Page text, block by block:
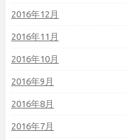
2016年12月
2016年11月
2016年10月
2016年9月
2016年8月
2016年7月